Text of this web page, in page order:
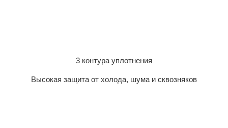
3 контура уплотнения
Высокая защита от холода, шума и сквозняков